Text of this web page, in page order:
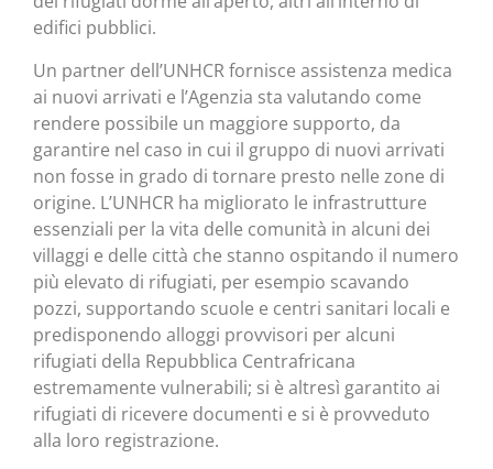
edifici pubblici.
Un partner dell’UNHCR fornisce assistenza medica
ai nuovi arrivati e l’Agenzia sta valutando come
rendere possibile un maggiore supporto, da
garantire nel caso in cui il gruppo di nuovi arrivati
non fosse in grado di tornare presto nelle zone di
origine. L’UNHCR ha migliorato le infrastrutture
essenziali per la vita delle comunità in alcuni dei
villaggi e delle città che stanno ospitando il numero
più elevato di rifugiati, per esempio scavando
pozzi, supportando scuole e centri sanitari locali e
predisponendo alloggi provvisori per alcuni
rifugiati della Repubblica Centrafricana
estremamente vulnerabili; si è altresì garantito ai
rifugiati di ricevere documenti e si è provveduto
alla loro registrazione.